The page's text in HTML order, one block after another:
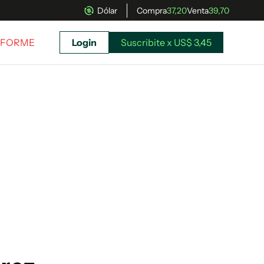
Dólar Compra37,20Venta39,70
Login Suscribite x US$ 3,45